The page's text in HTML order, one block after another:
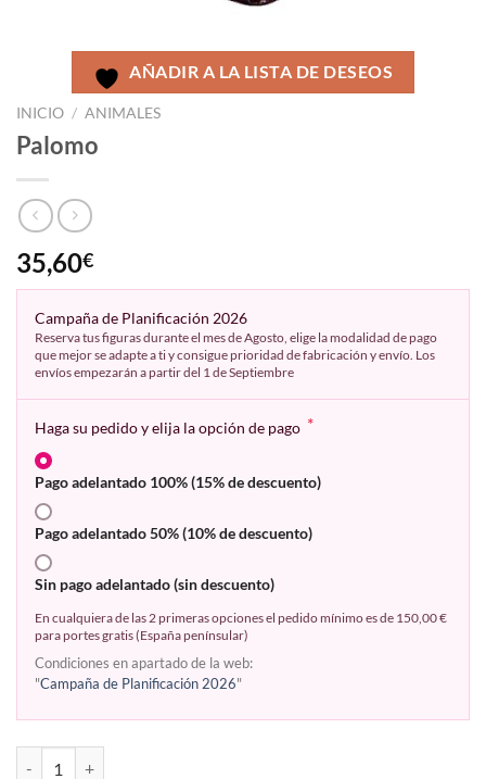
AÑADIR A LA LISTA DE DESEOS
INICIO / ANIMALES
Palomo
35,60€
Campaña de Planificación 2026
Reserva tus figuras durante el mes de Agosto, elige la modalidad de pago
que mejor se adapte a ti y consigue prioridad de fabricación y envío. Los
envíos empezarán a partir del 1 de Septiembre
Haga su pedido y elija la opción de pago *
Pago adelantado 100% (15% de descuento)
Pago adelantado 50% (10% de descuento)
Sin pago adelantado (sin descuento)
En cualquiera de las 2 primeras opciones el pedido mínimo es de 150,00 €
para portes gratis (España penínsular)
Condiciones en apartado de la web:
"Campaña de Planificación 2026"